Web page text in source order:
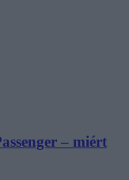
– miért